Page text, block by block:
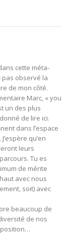
cette méta-
pas observé la
de mon côté.
Marc, « you
un des plus
de lire ici.
dans l’espace
qu’en
leurs
Tu es
de mérite
avec nous
soit) avec
beaucoup de
de nos